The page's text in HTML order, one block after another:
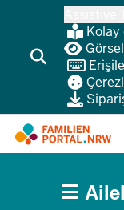
Kolay
CURRENT
CURRENT